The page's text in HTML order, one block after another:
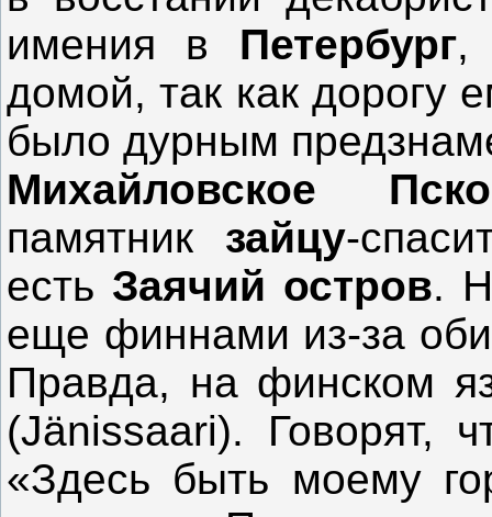
имения в Петербург,
домой, так как
было дурным
Михайловское
памятник зайцу-
есть Заячий остров.
еще финнами из-за
Правда, на финском
(Jänissaari). Говорят,
«Здесь быть моему